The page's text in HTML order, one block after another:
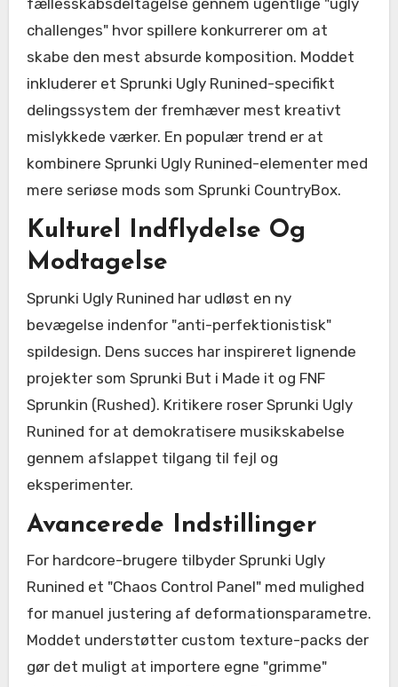
fællesskabsdeltagelse gennem ugentlige "ugly
challenges" hvor spillere konkurrerer om at
skabe den mest absurde komposition. Moddet
inkluderer et Sprunki Ugly Runined-specifikt
delingssystem der fremhæver mest kreativt
mislykkede værker. En populær trend er at
kombinere Sprunki Ugly Runined-elementer med
mere seriøse mods som Sprunki CountryBox.
Kulturel Indflydelse Og
Modtagelse
Sprunki Ugly Runined har udløst en ny
bevægelse indenfor "anti-perfektionistisk"
spildesign. Dens succes har inspireret lignende
projekter som Sprunki But i Made it og FNF
Sprunkin (Rushed). Kritikere roser Sprunki Ugly
Runined for at demokratisere musikskabelse
gennem afslappet tilgang til fejl og
eksperimenter.
Avancerede Indstillinger
For hardcore-brugere tilbyder Sprunki Ugly
Runined et "Chaos Control Panel" med mulighed
for manuel justering af deformationsparametre.
Moddet understøtter custom texture-packs der
gør det muligt at importere egne "grimme"